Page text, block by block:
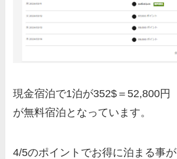
現金宿泊で1泊が352$＝52,800円
が無料宿泊となっています。
4/5のポイントでお得に泊まる事